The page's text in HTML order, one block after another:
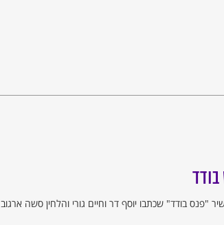
"פנס בודד" שכתבו יוסף דר וחיים גורי והלחין סשה ארגוב